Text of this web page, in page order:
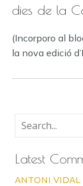
dies de la
(Incorporo al
la nova edició
Latest
ANTONI VIDAL